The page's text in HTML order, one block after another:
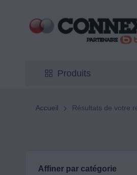
Produits
Accueil Résultats de votre
Affiner par catégorie